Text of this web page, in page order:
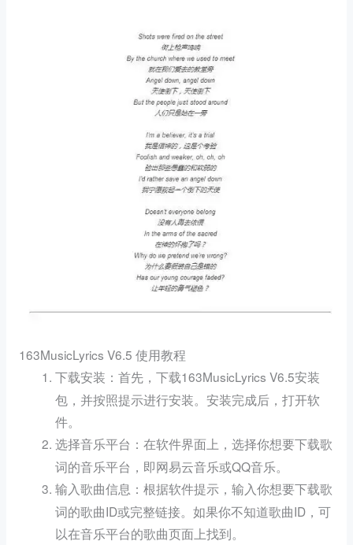
163MusicLyrics V6.5 使用教程
下载安装 ：首先，下载163MusicLyrics V6.5安装
包，并按照提示进行安装。安装完成后，打开软
件。
选择音乐平台 ：在软件界面上，选择你想要下载歌
词的音乐平台，即网易云音乐或QQ音乐。
输入歌曲信息 ：根据软件提示，输入你想要下载歌
词的歌曲ID或完整链接。如果你不知道歌曲ID，可
以在音乐平台的歌曲页面上找到。